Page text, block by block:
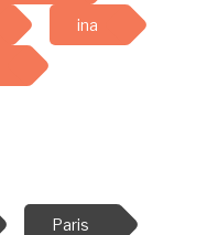
ina
Paris